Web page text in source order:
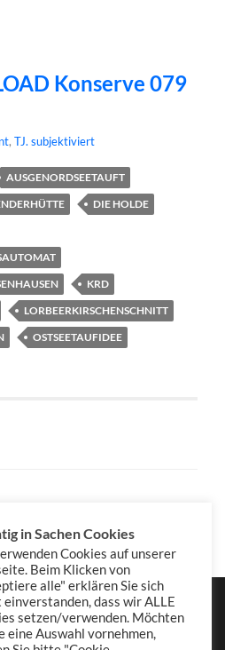
Konserve 079
,TJ. subjektiviert
AUSGENORDSEETAUFT
DIE HOLDE
KRD
LORBEERKIRSCHENSCHNITT
OSTSEETAUFIDEE
in Sachen Cookies
Cookies auf unserer
Beim Klicken von
alle" erklären Sie sich
einverstanden, dass wir ALLE
setzen/verwenden. Möchten
eine Auswahl vornehmen,